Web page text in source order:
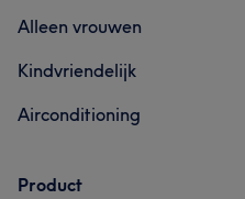
Portfolio
Alleen vrouwen
Kindvriendelijk
Airconditioning
Product